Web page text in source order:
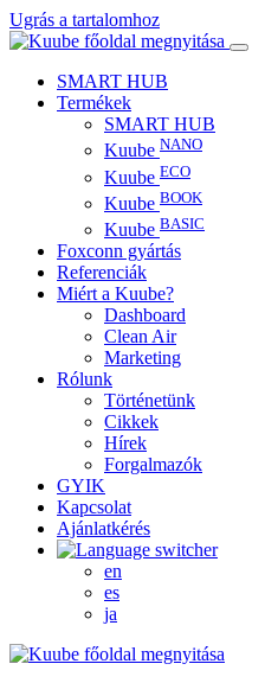
Ugrás a tartalomhoz
SMART HUB
Termékek
SMART HUB
Kuube NANO
Kuube ECO
Kuube BOOK
Kuube BASIC
Foxconn gyártás
Referenciák
Miért a Kuube?
Dashboard
Clean Air
Marketing
Rólunk
Történetünk
Cikkek
Hírek
Forgalmazók
GYIK
Kapcsolat
Ajánlatkérés
en
es
ja